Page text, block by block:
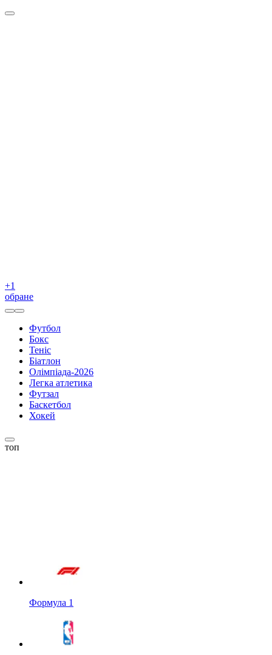
+1
обране
Футбол
Бокс
Теніс
Біатлон
Олімпіада-2026
Легка атлетика
Футзал
Баскетбол
Хокей
топ
Формула 1